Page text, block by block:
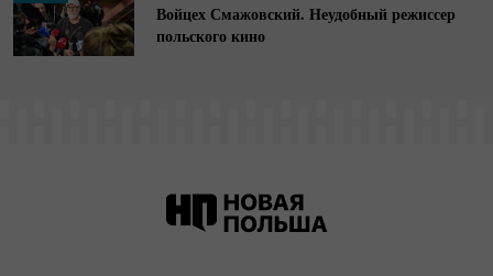
Войцех Смажовский. Неудобный режиссер
польского кино